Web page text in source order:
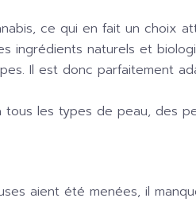
ce qui en fait un choix
ingrédients naturels et
Il est donc parfaitement
les types de peau, des
aient été menées, il